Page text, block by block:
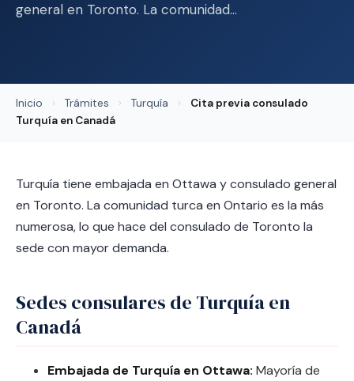
general en Toronto. La comunidad…
Inicio › Trámites › Turquía ›
Cita previa consulado
Turquía en Canadá
Turquía tiene embajada en Ottawa y consulado general
en Toronto. La comunidad turca en Ontario es la más
numerosa, lo que hace del consulado de Toronto la
sede con mayor demanda.
Sedes consulares de Turquía en
Canadá
Embajada de Turquía en Ottawa: Mayoría de